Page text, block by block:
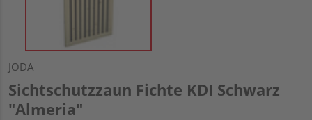
JODA
Sichtschutzzaun Fichte KDI Schwarz
"Almeria"